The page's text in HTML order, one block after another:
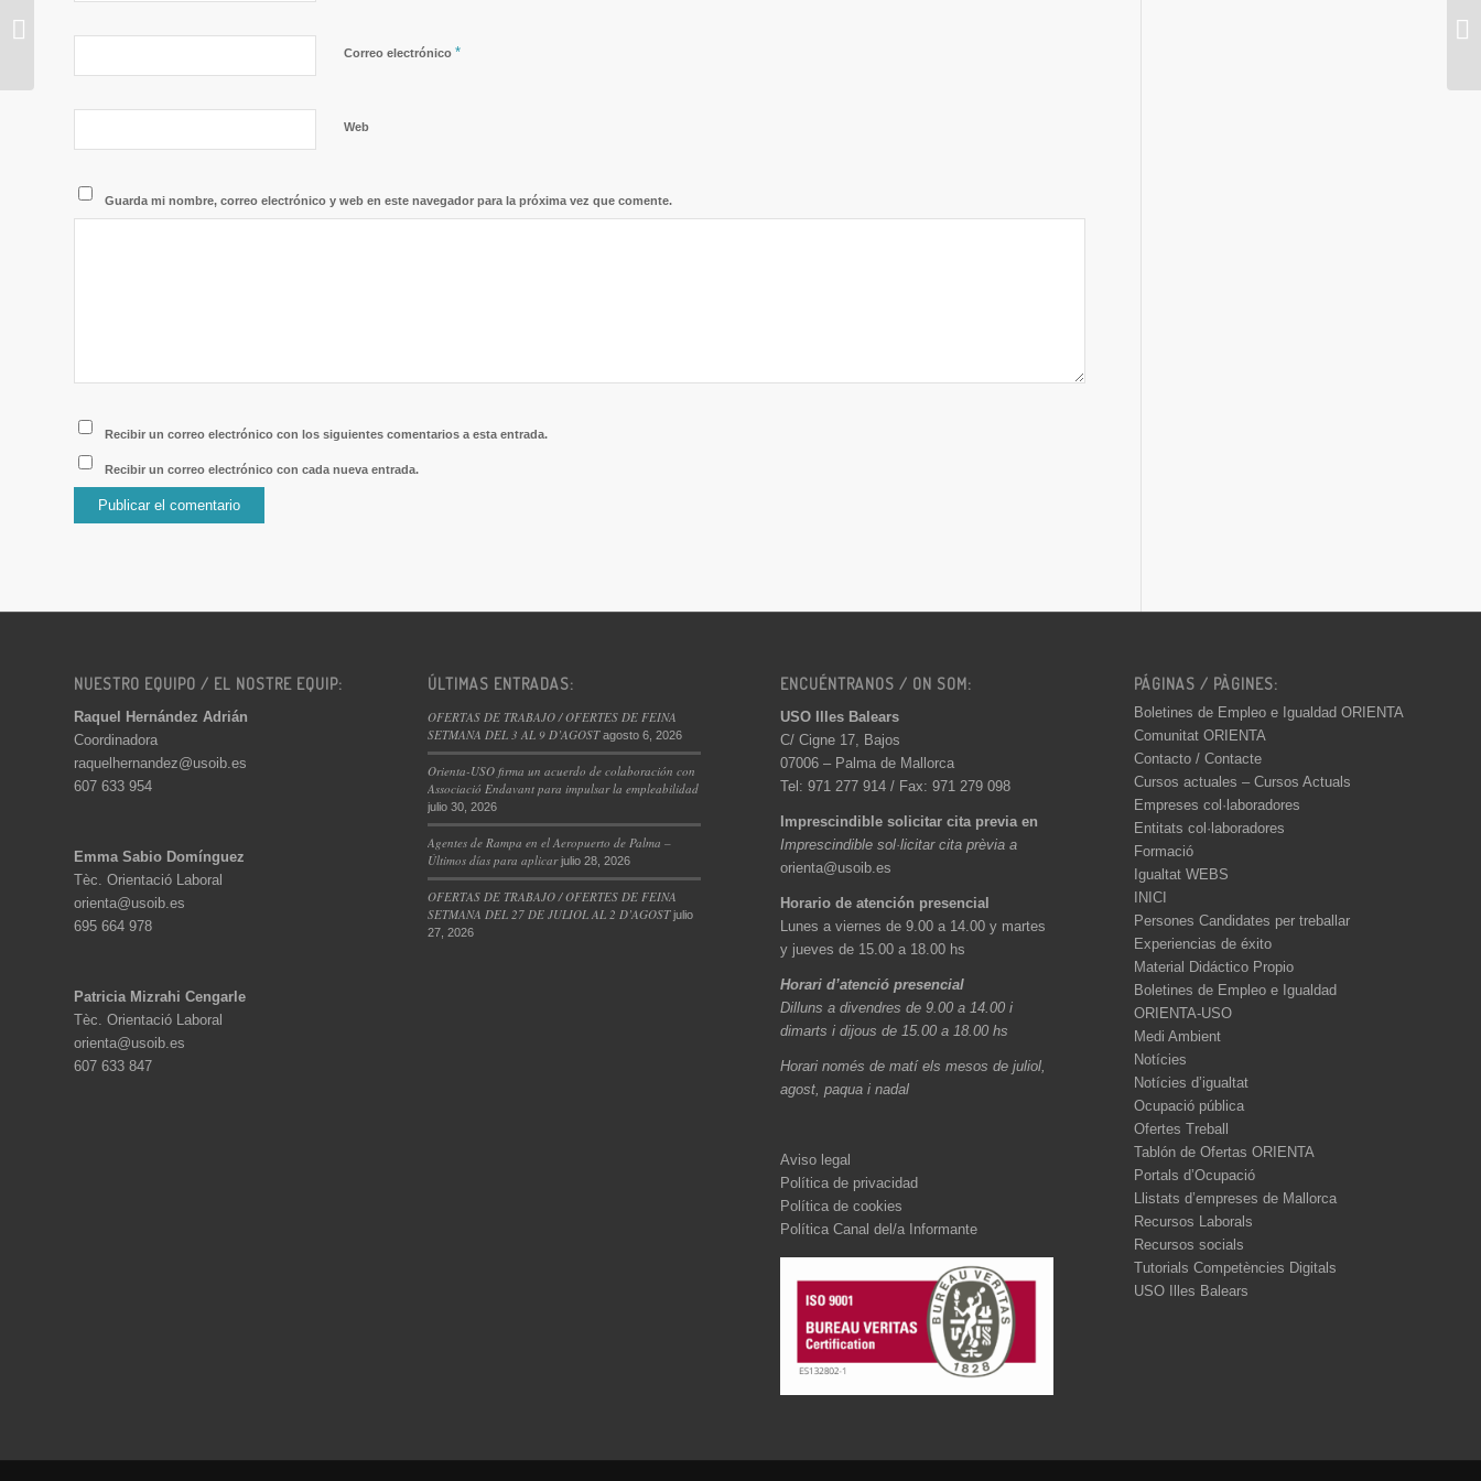
Correo electrónico *
Web
Guarda mi nombre, correo electrónico y web en este navegador para la próxima vez que comente.
Recibir un correo electrónico con los siguientes comentarios a esta entrada.
Recibir un correo electrónico con cada nueva entrada.
NUESTRO EQUIPO / EL NOSTRE EQUIP:
Raquel Hernández Adrián
Coordinadora
raquelhernandez@usoib.es
607 633 954
Emma Sabio Domínguez
Tèc. Orientació Laboral
orienta@usoib.es
695 664 978
Patricia Mizrahi Cengarle
Tèc. Orientació Laboral
orienta@usoib.es
607 633 847
ÚLTIMAS ENTRADAS:
OFERTAS DE TRABAJO / OFERTES DE FEINA
SETMANA DEL 3 AL 9 D’AGOST agosto 6, 2026
Orienta-USO firma un acuerdo de colaboración con
Associació Endavant para impulsar la empleabilidad
julio 30, 2026
Agentes de Rampa en el Aeropuerto de Palma –
Últimos días para aplicar julio 28, 2026
OFERTAS DE TRABAJO / OFERTES DE FEINA
SETMANA DEL 27 DE JULIOL AL 2 D’AGOST julio
27, 2026
ENCUÉNTRANOS / ON SOM:
USO Illes Balears
C/ Cigne 17, Bajos
07006 – Palma de Mallorca
Tel: 971 277 914 / Fax: 971 279 098
Imprescindible solicitar cita previa en
Imprescindible sol·licitar cita prèvia a
orienta@usoib.es
Horario de atención presencial
Lunes a viernes de 9.00 a 14.00 y martes
y jueves de 15.00 a 18.00 hs
Horari d’atenció presencial
Dilluns a divendres de 9.00 a 14.00 i
dimarts i dijous de 15.00 a 18.00 hs
Horari només de matí els mesos de juliol,
agost, paqua i nadal
Aviso legal
Política de privacidad
Política de cookies
Política Canal del/a Informante
PÁGINAS / PÀGINES:
Boletines de Empleo e Igualdad ORIENTA
Comunitat ORIENTA
Contacto / Contacte
Cursos actuales – Cursos Actuals
Empreses col·laboradores
Entitats col·laboradores
Formació
Igualtat WEBS
INICI
Persones Candidates per treballar
Experiencias de éxito
Material Didáctico Propio
Boletines de Empleo e Igualdad
ORIENTA-USO
Medi Ambient
Notícies
Notícies d’igualtat
Ocupació pública
Ofertes Treball
Tablón de Ofertas ORIENTA
Portals d’Ocupació
Llistats d’empreses de Mallorca
Recursos Laborals
Recursos socials
Tutorials Competències Digitals
USO Illes Balears